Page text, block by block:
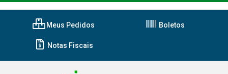
Meus Pedidos Boletos
Notas Fiscais